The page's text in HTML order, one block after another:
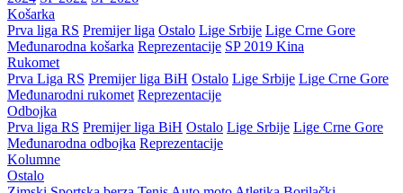
Košarka
Prva liga RS Premijer liga Ostalo Lige Srbije Lige Crne Gore
Međunarodna košarka Reprezentacije SP 2019 Kina
Rukomet
Prva Liga RS Premijer liga BiH Ostalo Lige Srbije Lige Crne Gore
Međunarodni rukomet Reprezentacije
Odbojka
Prva liga RS Premijer liga BiH Ostalo Lige Srbije Lige Crne Gore
Međunarodna odbojka Reprezentacije
Kolumne
Ostalo